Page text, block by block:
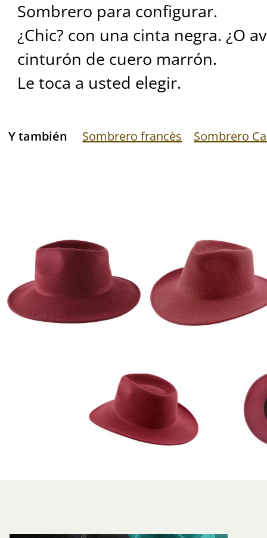
Sombrero para configurar.
¿Chic? con una cinta negra. ¿O
cinturón de cuero marrón.
Le toca a usted elegir.
Y también Sombrero francès Sombrero